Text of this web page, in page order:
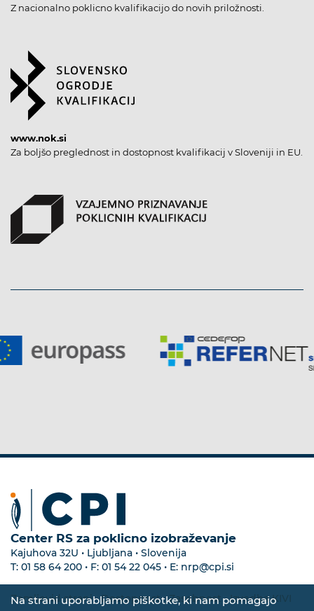
Na strani uporabljamo piškotke, ki nam pomagajo
Z nacionalno poklicno kvalifikacijo do novih priložnosti.
www.nok.si
Za boljšo preglednost in dostopnost kvalifikacij v Sloveniji in EU.
Center RS za poklicno izobraževanje
Kajuhova 32U • Ljubljana • Slovenija
T: 01 58 64 200 • F: 01 54 22 045 • E: nrp@cpi.si
Zemljevid strani•Dostopnost•Zasebnost •Izvedba KIVI